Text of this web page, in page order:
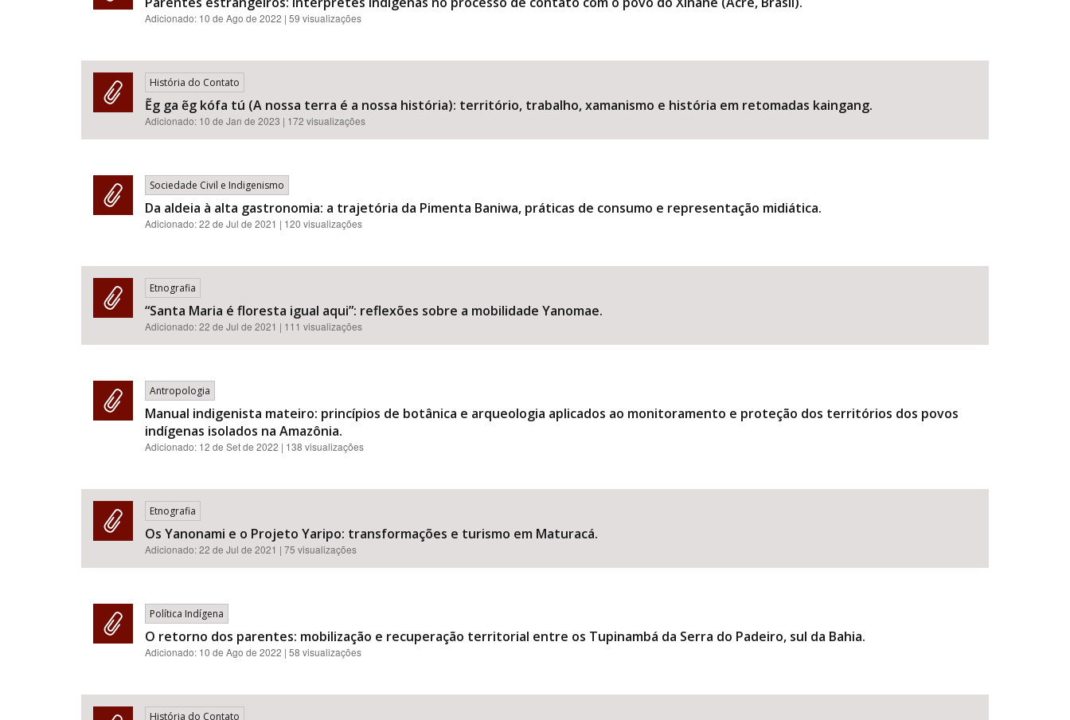
Adicionado: 10 de Ago de 2022 | 59 visualizações
História do Contato
Ẽg ga ẽg kófa tú (A nossa terra é a nossa história): território, trabalho, xamanismo e história em retomadas kaingang.
Adicionado: 10 de Jan de 2023 | 172 visualizações
Sociedade Civil e Indigenismo
Da aldeia à alta gastronomia: a trajetória da Pimenta Baniwa, práticas de consumo e representação midiática.
Adicionado:22 de Jul de 2021 | 120 visualizações
Etnografia
“Santa Maria é floresta igual aqui”: reflexões sobre a mobilidade Yanomae.
Adicionado:22 de Jul de 2021 | 111 visualizações
Antropologia
Manual indigenista mateiro: princípios de botânica e arqueologia aplicados ao monitoramento e proteção dos territórios dos povos
indígenas isolados na Amazônia.
Adicionado: 12 de Set de 2022 | 138 visualizações
Etnografia
Os Yanonami e o Projeto Yaripo: transformações e turismo em Maturacá.
Adicionado:22 de Jul de 2021 | 75 visualizações
Política Indígena
O retorno dos parentes: mobilização e recuperação territorial entre os Tupinambá da Serra do Padeiro, sul da Bahia.
Adicionado: 10 de Ago de 2022 | 58 visualizações
História do Contato